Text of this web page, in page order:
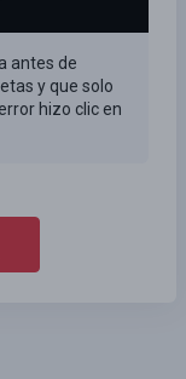
antes de
y que solo
hizo clic en